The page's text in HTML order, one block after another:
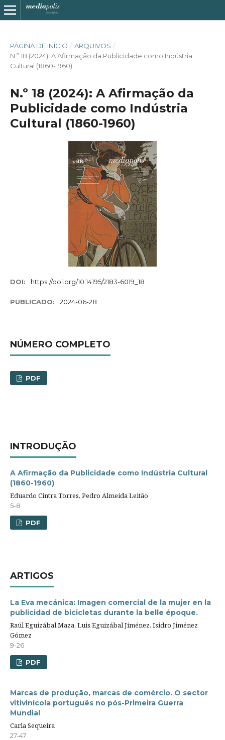
PÁGINA DE INÍCIO / ARQUIVOS /
N.º 18 (2024): A Afirmação da Publicidade como Indústria
Cultural (1860-1960)
N.º 18 (2024): A Afirmação da
Publicidade como Indústria
Cultural (1860-1960)
DOI: https://doi.org/10.14195/2183-6019_18
PUBLICADO: 2024-06-28
NÚMERO COMPLETO
PDF
INTRODUÇÃO
A Afirmação da Publicidade como Indústria Cultural
(1860-1960)
Eduardo Cintra Torres, Pedro Almeida Leitão
5-8
PDF
ARTIGOS
La Eva mecánica: Imagen comercial de la mujer en la
publicidad de bicicletas durante la belle époque.
Raúl Eguizábal Maza, Luis Eguizábal Jiménez, Isidro Jiménez
Gómez
9-26
PDF
Marcas de produção, marcas de comércio. O sector
vitivinícola português no pós-Primeira Guerra
Mundial
Carla Sequeira
27-47